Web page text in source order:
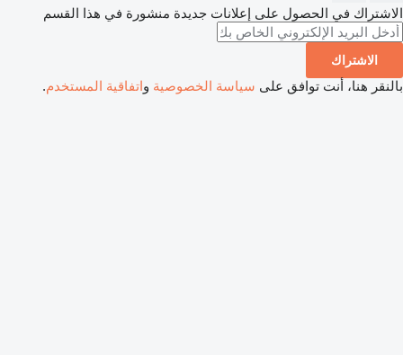
الاشتراك في الحصول على إعلانات جديدة منشورة في هذا القسم
الاشتراك
بالنقر هنا، أنت توافق على سياسة الخصوصية واتفاقية المستخدم.